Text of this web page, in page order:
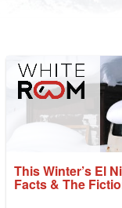
This Winter’s El
Facts & The